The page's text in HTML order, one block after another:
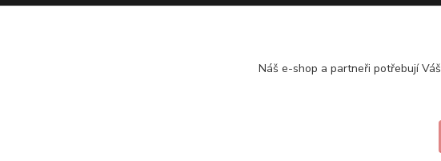
Náš e-shop a partneři potřebují Váš